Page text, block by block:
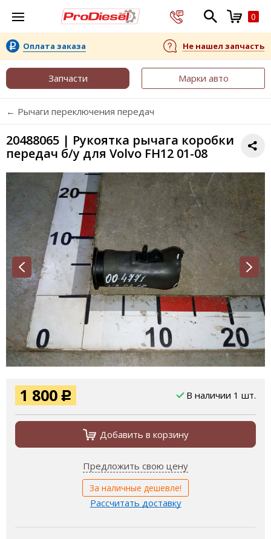
0
Оплата заказа Не нашел запчасть
Запчасти Марки авто
← Рычаги переключения передач
20488065 | Рукоятка рычага коробки
передач б/у для Volvo FH12 01-08
1 800 Р В наличии 1 шт.
Добавить в корзину
Предложить свою цену
За наличные дешевле!
Рассчитать доставку